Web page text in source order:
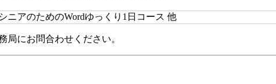
ニアのためのWordゆっくり1日コース 他
にお問合わせください。